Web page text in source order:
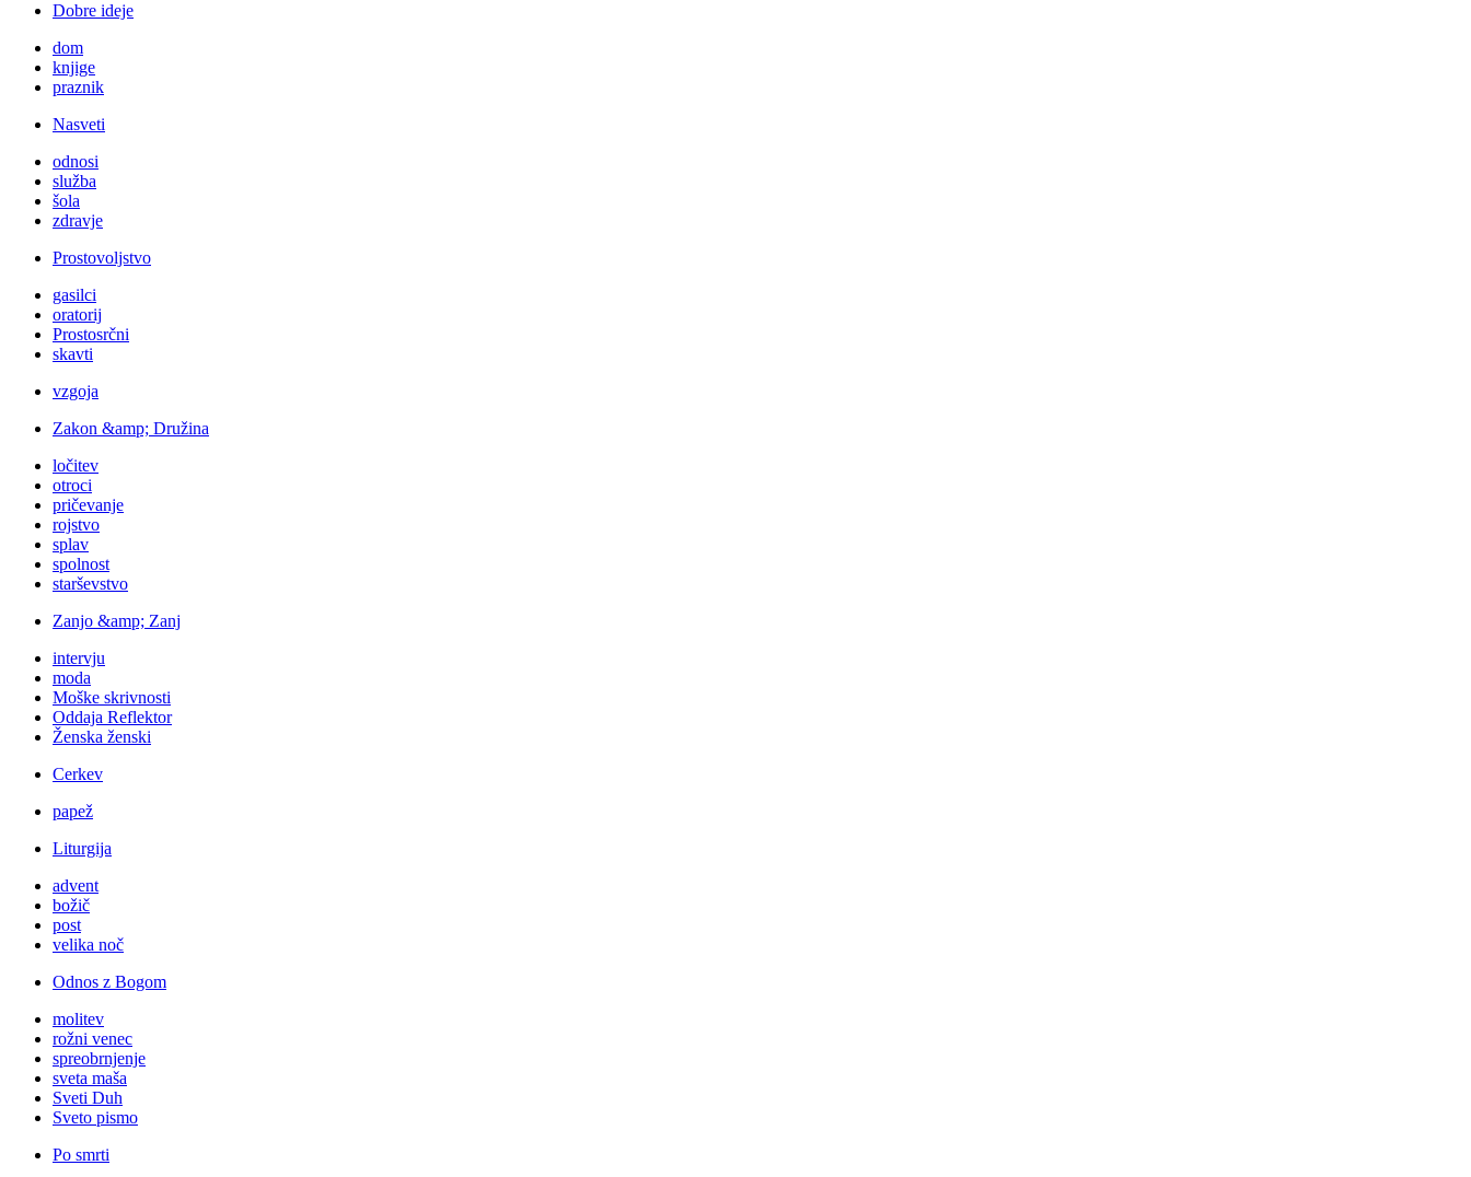
Dobre ideje
dom
knjige
praznik
Nasveti
odnosi
služba
šola
zdravje
Prostovoljstvo
gasilci
oratorij
Prostosrčni
skavti
vzgoja
Zakon &amp; Družina
ločitev
otroci
pričevanje
rojstvo
splav
spolnost
starševstvo
Zanjo &amp; Zanj
intervju
moda
Moške skrivnosti
Oddaja Reflektor
Ženska ženski
Cerkev
papež
Liturgija
advent
božič
post
velika noč
Odnos z Bogom
molitev
rožni venec
spreobrnjenje
sveta maša
Sveti Duh
Sveto pismo
Po smrti